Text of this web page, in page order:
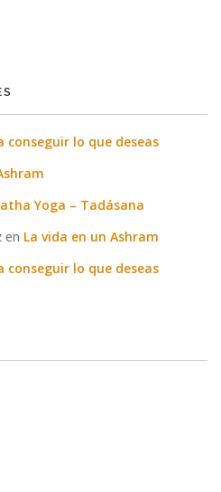
conseguir lo que deseas
Yoga – Tadásana
en La vida en un Ashram
conseguir lo que deseas